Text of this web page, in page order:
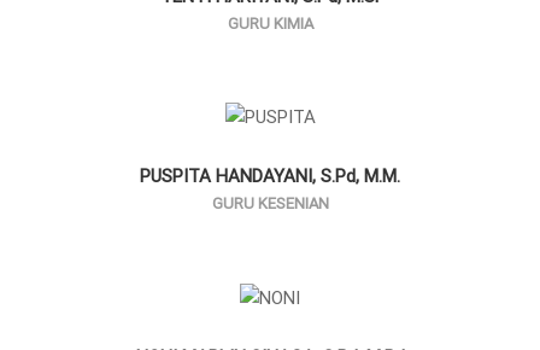
GURU KIMIA
PUSPITA HANDAYANI, S.Pd, M.M.
GURU KESENIAN